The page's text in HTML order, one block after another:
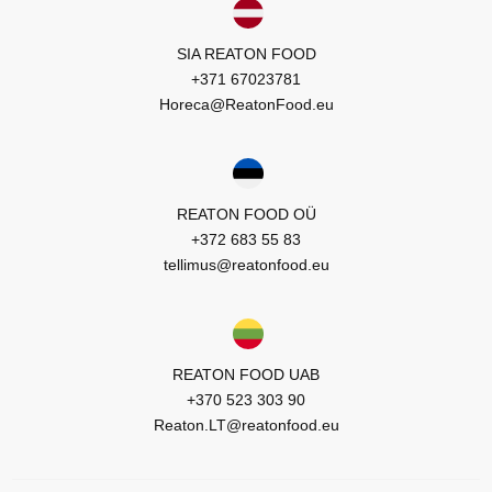
SIA REATON FOOD
+371 67023781
Horeca@ReatonFood.eu
REATON FOOD OÜ
+372 683 55 83
tellimus@reatonfood.eu
REATON FOOD UAB
+370 523 303 90
Reaton.LT@reatonfood.eu